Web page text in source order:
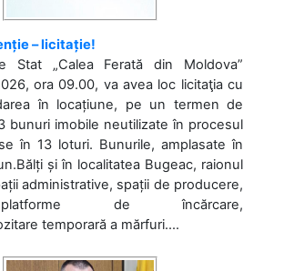
– licitație!
Stat „Calea Ferată din Moldova”
ora 09.00, va avea loc licitaţia cu
în locațiune, pe un termen de
bunuri imobile neutilizate în procesul
în 13 loturi. Bunurile, amplasate în
și în localitatea Bugeac, raionul
administrative, spații de producere,
de încărcare,
temporară a mărfuri....